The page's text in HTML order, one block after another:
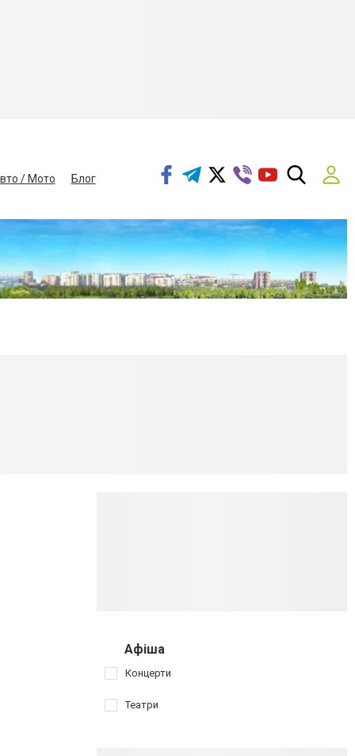
/ Мото
Блог
Афіша
Концерти
Театри